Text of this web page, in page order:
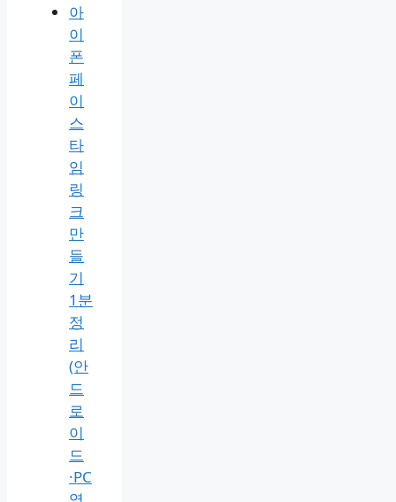
아
이
폰
페
이
스
타
임
링
크
만
들
기
1분
정
리
(안
드
로
이
드
·PC